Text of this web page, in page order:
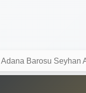
Adana Barosu Seyhan